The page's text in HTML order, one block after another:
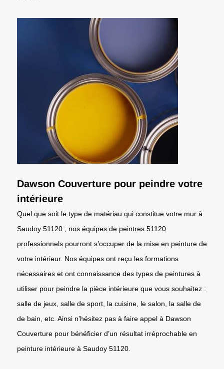
Dawson Couverture pour peindre votre
intérieure
Quel que soit le type de matériau qui constitue votre mur à
Saudoy 51120 ; nos équipes de peintres 51120
professionnels pourront s’occuper de la mise en peinture de
votre intérieur. Nos équipes ont reçu les formations
nécessaires et ont connaissance des types de peintures à
utiliser pour peindre la pièce intérieure que vous souhaitez :
salle de jeux, salle de sport, la cuisine, le salon, la salle de
de bain, etc. Ainsi n’hésitez pas à faire appel à Dawson
Couverture pour bénéficier d’un résultat irréprochable en
peinture intérieure à Saudoy 51120.